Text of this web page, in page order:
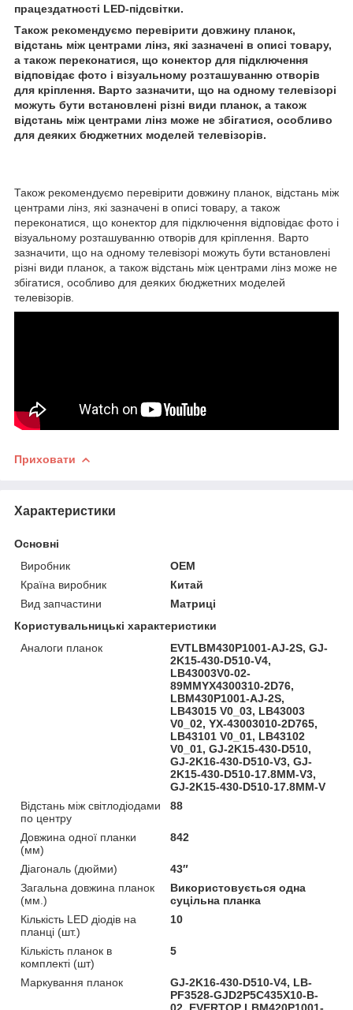
працездатності LED-підсвітки.
Також рекомендуємо перевірити довжину планок,
відстань між центрами лінз, які зазначені в описі товару,
а також переконатися, що конектор для підключення
відповідає фото і візуальному розташуванню отворів
для кріплення. Варто зазначити, що на одному телевізорі
можуть бути встановлені різні види планок, а також
відстань між центрами лінз може не збігатися, особливо
для деяких бюджетних моделей телевізорів.
Також рекомендуємо перевірити довжину планок, відстань між
центрами лінз, які зазначені в описі товару, а також
переконатися, що конектор для підключення відповідає фото і
візуальному розташуванню отворів для кріплення. Варто
зазначити, що на одному телевізорі можуть бути встановлені
різні види планок, а також відстань між центрами лінз може не
збігатися, особливо для деяких бюджетних моделей
телевізорів.
Приховати
Характеристики
Основні
Виробник
OEM
Країна виробник
Китай
Вид запчастини
Матриці
Користувальницькі характеристики
Аналоги планок
EVTLBM430P1001-AJ-2S, GJ-
2K15-430-D510-V4,
LB43003V0-02-
89MMYX4300310-2D76,
LBM430P1001-AJ-2S,
LB43015 V0_03, LB43003
V0_02, YX-43003010-2D765,
LB43101 V0_01, LB43102
V0_01, GJ-2K15-430-D510,
GJ-2K16-430-D510-V3, GJ-
2K15-430-D510-17.8MM-V3,
GJ-2K15-430-D510-17.8MM-V
Відстань між світлодіодами
по центру
88
Довжина одної планки
(мм)
842
Діагональ (дюйми)
43″
Загальна довжина планок
(мм.)
Використовується одна
суцільна планка
Кількість LED діодів на
планці (шт.)
10
Кількість планок в
комплекті (шт)
5
Маркування планок
GJ-2K16-430-D510-V4, LB-
PF3528-GJD2P5C435X10-B-
02, EVERTOP LBM420P1001-